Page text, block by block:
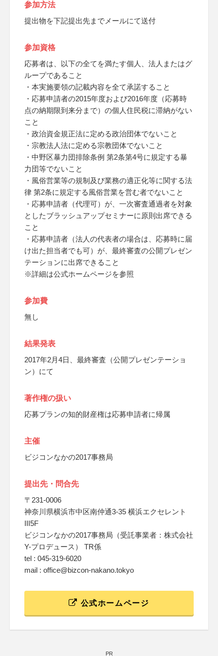
参加方法
提出物を下記提出先までメールにて送付
参加資格
応募者は、以下の全てを満たす個人、法人またはグ
ループであること
・本実施要領の記載内容を全て承諾すること
・応募申請者の2015年度および2016年度（応募時
点の納期限到来分まで）の個人住民税に滞納がない
こと
・政治資金規正法に定める政治団体でないこと
・宗教法人法に定める宗教団体でないこと
・中野区暴力団排除条例 第2条第4号に規定する暴
力団等でないこと
・風俗営業等の規制及び業務の適正化等に関する法
律 第2条に規定する風俗営業を営む者でないこと
・応募申請者（代理可）が、一次審査通過者を対象
としたブラッシュアップセミナーに原則出席できる
こと
・応募申請者（法人の代表者の場合は、応募時に届
け出た担当者でも可）が、最終審査の公開プレゼン
テーションに出席できること
※詳細は公式ホームページを参照
参加費
無し
結果発表
2017年2月4日、最終審査（公開プレゼンテーショ
ン）にて
著作権の扱い
応募プランの知的財産権は応募申請者に帰属
主催
ビジコンなかの2017事務局
提出先・問合先
〒231-0006
神奈川県横浜市中区南仲通3-35 横浜エクセレント
III5F
ビジコンなかの2017事務局（受託事業者：株式会社
Y-プロデュース） TR係
tel : 045-319-6020
mail : office@bizcon-nakano.tokyo
公式ホームページ
PR